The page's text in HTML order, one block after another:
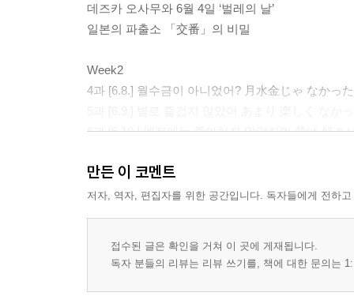
데즈카 오사무와 6월 4일 ‘벌레의 날’
일본의 파출소 「交番」의 비밀
Week2
4과 [6.8.] 월수금이 아니었어? 月水金じゃ なかっ
6과 [6.10.] 예전에는 좋아하지 않았지만 昔は 好き
랜덤 박스 지식
만두는?
만든 이 코멘트
저자, 역자, 편집자를 위한 공간입니다. 독자들에게 전하
접수된 글은 확인을 거쳐 이 곳에 게재됩니다.
독자 분들의 리뷰는 리뷰 쓰기를, 책에 대한 문의는